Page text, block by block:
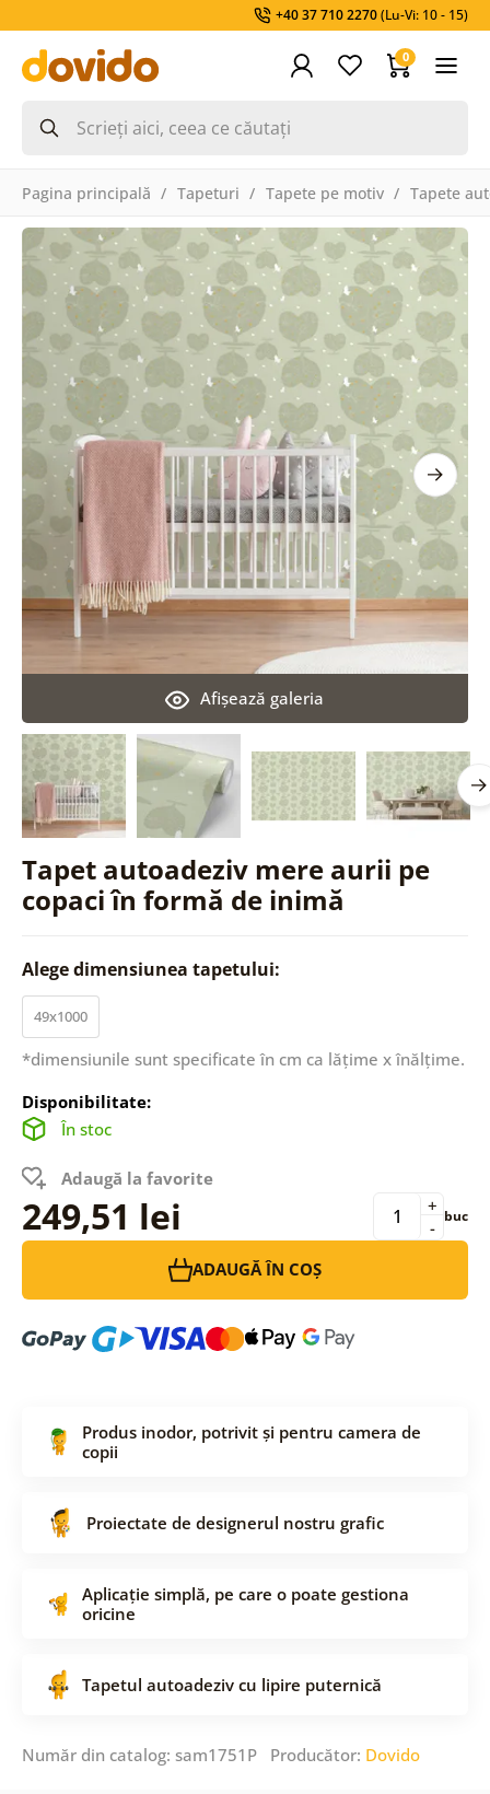
+40 37 710 2270(Lu-Vi: 10 - 15)
0
Pagina principală Tapeturi Tapete pe motiv Tapete
Tapet autoadeziv mere aurii pe
copaci în formă de inimă
Afişează galeria
Alege dimensiunea tapetului:
49x1000
*dimensiunile sunt specificate în cm ca lățime x înălțime.
Disponibilitate:
În stoc
Adaugă la favorite
249,51 lei -
+ buc
ADAUGĂ ÎN COȘ
Produs inodor, potrivit și pentru camera de
copii
Proiectate de designerul nostru grafic
Aplicație simplă, pe care o poate gestiona
oricine
Tapetul autoadeziv cu lipire puternică
Număr din catalog: sam1751P Producător: Dovido